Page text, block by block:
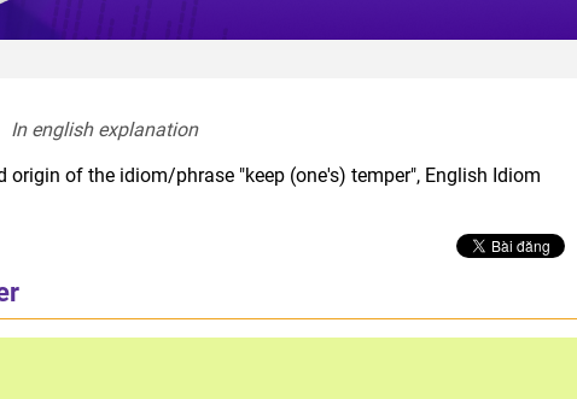
In english explanation
of the idiom/phrase "keep (one's) temper", English Idiom